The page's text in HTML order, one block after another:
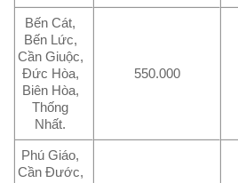
Bến Cát,
Bến Lức,
Cần Giuộc,
Đức Hòa,
Biên Hòa,
Thống
Nhất.
550.000
Phú Giáo,
Cần Đước,